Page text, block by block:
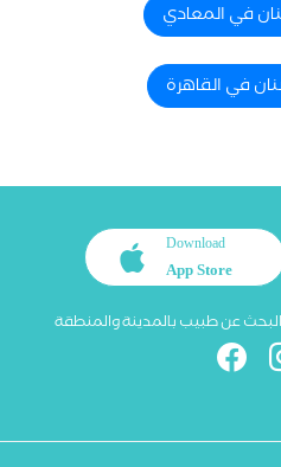
في المعادي
في القاهرة
Download
App Store
البحث عن طبيب بالمدينة والمنطقة